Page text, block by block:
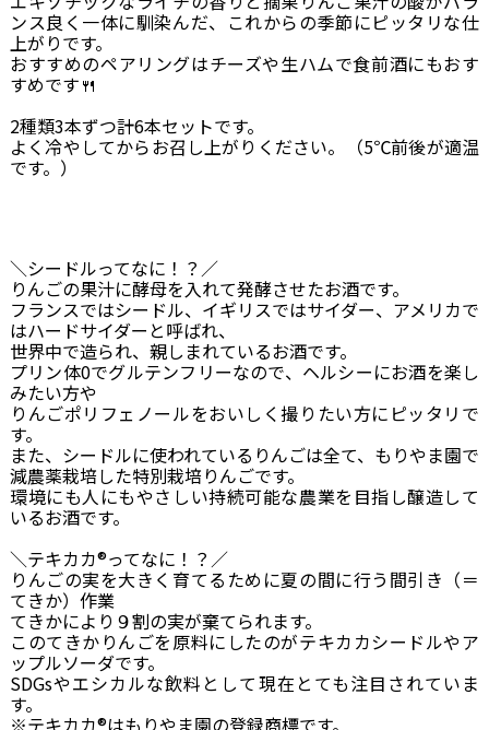
ンス良く一体に馴染んだ、これからの季節にピッタリな仕
上がりです。
おすすめのペアリングはチーズや生ハムで食前酒にもおす
すめです🍴
2種類3本ずつ計6本セットです。
よく冷やしてからお召し上がりください。（5℃前後が適温
です。）
＼シードルってなに！？／
りんごの果汁に酵母を入れて発酵させたお酒です。
フランスではシードル、イギリスではサイダー、アメリカで
はハードサイダーと呼ばれ、
世界中で造られ、親しまれているお酒です。
プリン体0でグルテンフリーなので、ヘルシーにお酒を楽し
みたい方や
りんごポリフェノールをおいしく撮りたい方にピッタリで
す。
また、シードルに使われているりんごは全て、もりやま園で
減農薬栽培した特別栽培りんごです。
環境にも人にもやさしい持続可能な農業を目指し醸造して
いるお酒です。
＼テキカカ®ってなに！？／
りんごの実を大きく育てるために夏の間に行う間引き（＝
てきか）作業
てきかにより９割の実が棄てられます。
このてきかりんごを原料にしたのがテキカカシードルやア
ップルソーダです。
SDGsやエシカルな飲料として現在とても注目されていま
す。
※テキカカ®はもりやま園の登録商標です。